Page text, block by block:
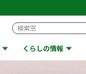
くらしの情報